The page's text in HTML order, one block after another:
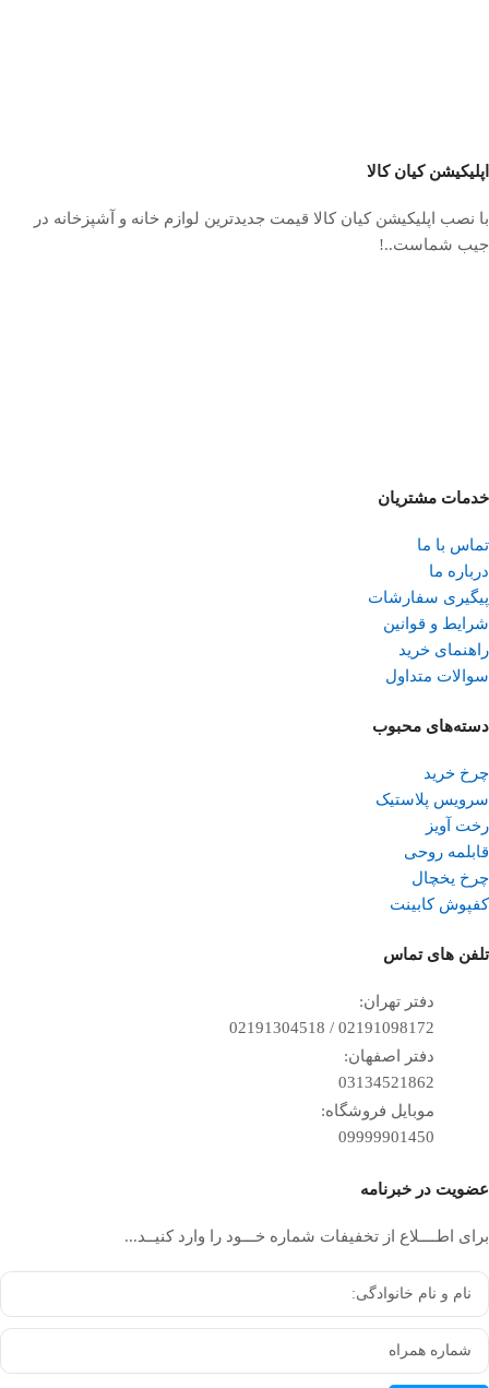
اپلیکیشن کیان کالا
با نصب اپلیکیشن کیان کالا قیمت جدیدترین لوازم خانه و آشپزخانه در
جیب شماست..!
خدمات مشتریان
تماس با ما
درباره ما
پیگیری سفارشات
شرایط و قوانین
راهنمای خرید
سوالات متداول
دسته‌های محبوب
چرخ خرید
سرویس پلاستیک
رخت آویز
قابلمه روحی
چرخ یخچال
کفپوش کابینت
تلفن ‌های تماس
دفتر تهران:
02191098172 / 02191304518
دفتر اصفهان:
03134521862
موبایل فروشگاه:
09999901450
عضویت در خبرنامه
برای اطــــلاع از تخفیفات شماره خـــود را وارد کنیــد...